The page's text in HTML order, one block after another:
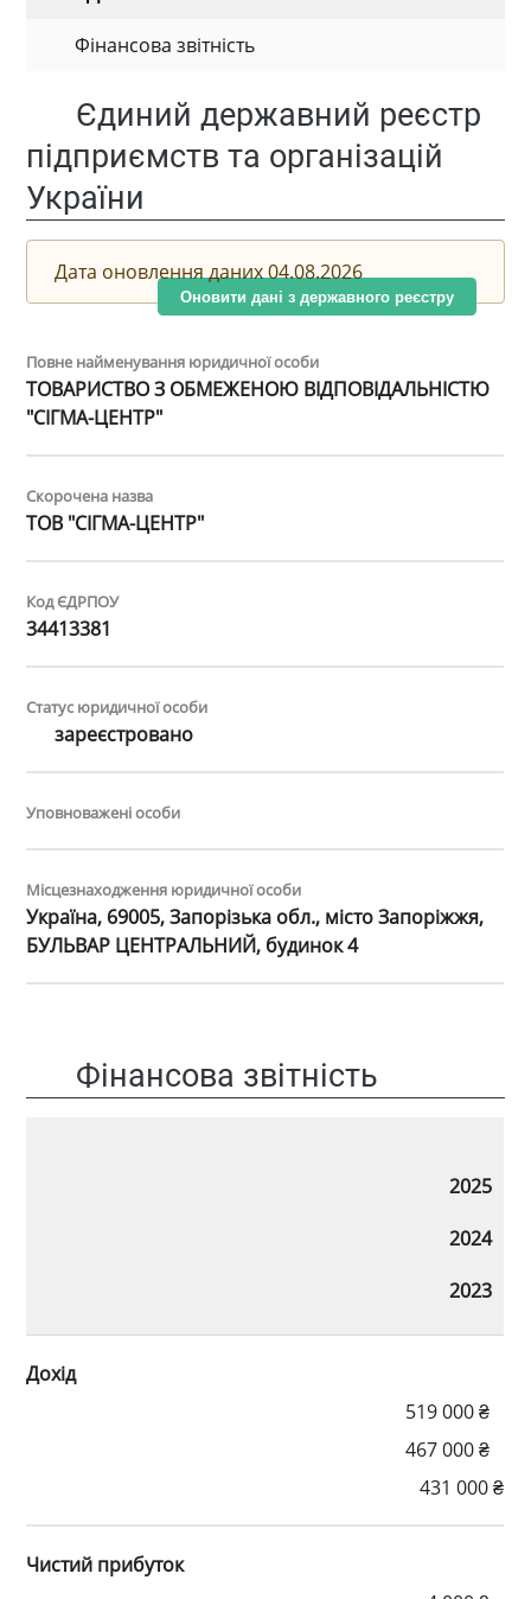
Фінансова звітність
Єдиний державний реєстр
підприємств та організацій
України
Дата оновлення даних 04.08.2026
Оновити дані з державного реєстру
Повне найменування юридичної особи
ТОВАРИСТВО З ОБМЕЖЕНОЮ ВІДПОВІДАЛЬНІСТЮ
"СІГМА-ЦЕНТР"
Скорочена назва
ТОВ "СІГМА-ЦЕНТР"
Код ЄДРПОУ
34413381
Статус юридичної особи
зареєстровано
Уповноважені особи
Місцезнаходження юридичної особи
Україна, 69005, Запорізька обл., місто Запоріжжя,
БУЛЬВАР ЦЕНТРАЛЬНИЙ, будинок 4
Фінансова звітність
2025
2024
2023
Дохід
519 000 ₴
467 000 ₴
431 000 ₴
Чистий прибуток